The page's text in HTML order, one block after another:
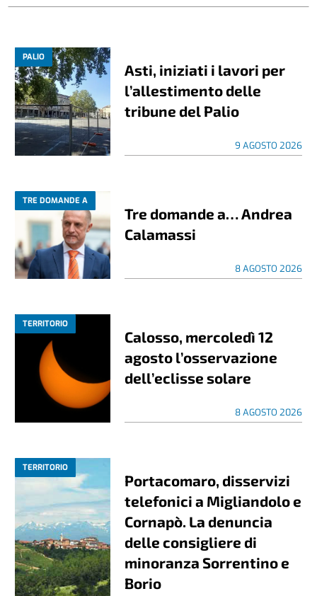
PALIO
Asti, iniziati i lavori per
l’allestimento delle
tribune del Palio
9 AGOSTO 2026
TRE DOMANDE A
Tre domande a… Andrea
Calamassi
8 AGOSTO 2026
TERRITORIO
Calosso, mercoledì 12
agosto l’osservazione
dell’eclisse solare
8 AGOSTO 2026
TERRITORIO
Portacomaro, disservizi
telefonici a Migliandolo e
Cornapò. La denuncia
delle consigliere di
minoranza Sorrentino e
Borio